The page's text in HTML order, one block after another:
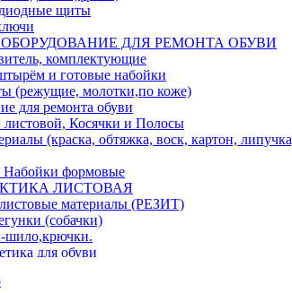
щиты
ДЛЯ РЕМОНТА ОБУВИ
комплектующие
и готовые набойки
(режущие, молотки,по коже)
для ремонта обуви
листовой, Косячки и Полосы
(краска, обтяжка, воск, картон,
Набойки формовые
ЛИСТОВАЯ
материалы (РЕЗИТ)
(собачки)
шило,крючки.
для обуви